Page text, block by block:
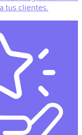
tus clientes.